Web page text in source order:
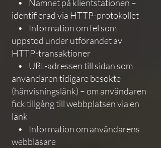
• Namnet på klientstationen –
identifierad via HTTP-protokollet
• Information om fel som
uppstod under utförandet av
HTTP-transaktioner
• URL-adressen till sidan som
användaren tidigare besökte
(hänvisningslänk) – om användaren
fick tillgång till webbplatsen via en
länk
• Information om användarens
webbläsare